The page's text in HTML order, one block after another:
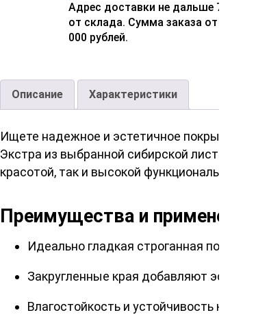
Адрес доставки не дальше 70 км
от склада. Сумма заказа от 200
000 рублей.
Описание Характеристики
Ищете надежное и эстетичное покрытие
Экстра из выбранной сибирской
красотой, так и высокой
Преимущества и применение
Идеально гладкая строганная
Закругленные края добавляют
Влагостойкость и устойчивость к